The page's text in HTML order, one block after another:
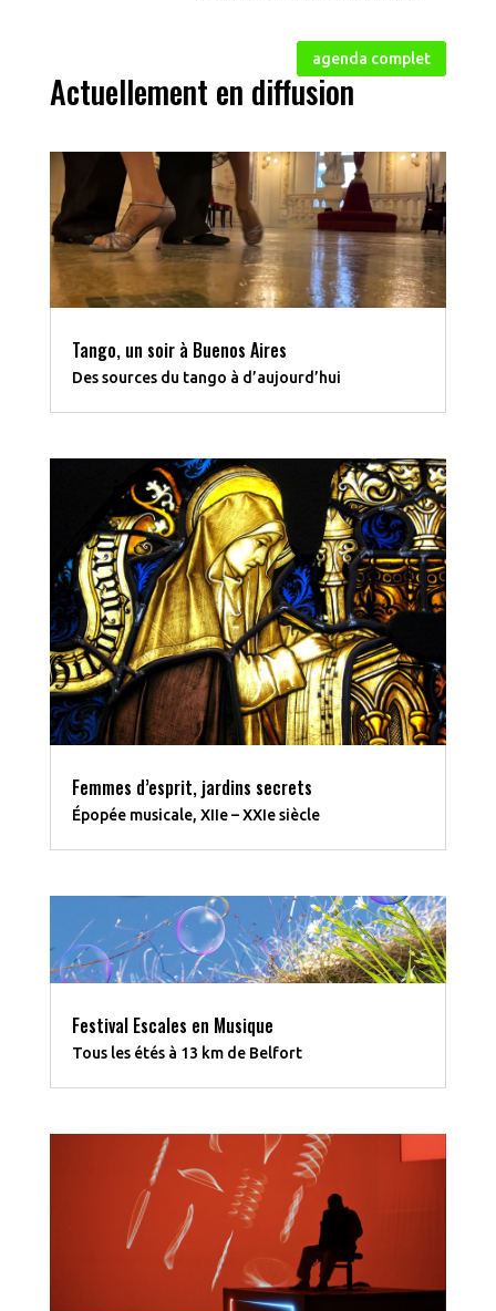
agenda complet
Actuellement en diffusion
Tango, un soir à Buenos Aires
Des sources du tango à d’aujourd’hui
Femmes d’esprit, jardins secrets
Épopée musicale, XIIe – XXIe siècle
Festival Escales en Musique
Tous les étés à 13 km de Belfort